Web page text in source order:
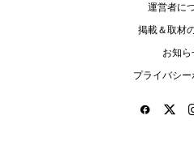
運営者に
掲載＆取材
お知ら
プライバシー